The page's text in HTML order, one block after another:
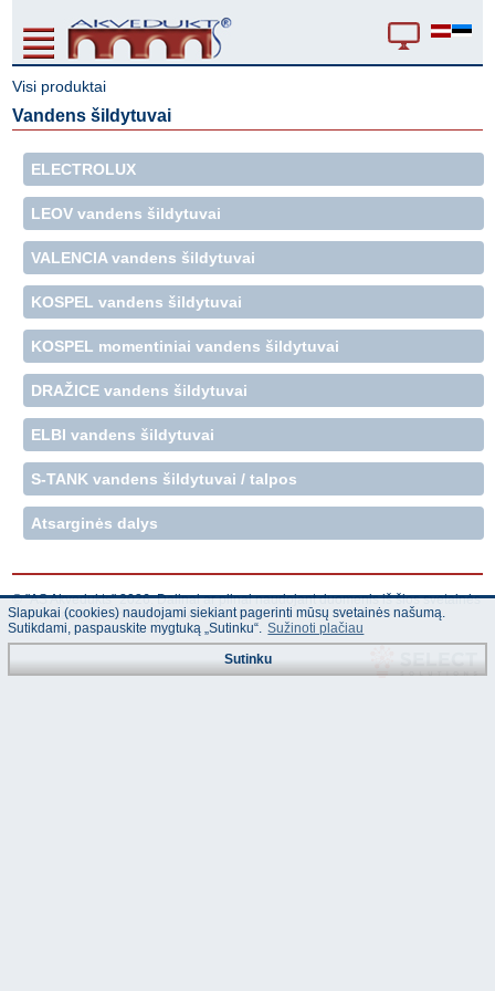
Visi produktai
Vandens šildytuvai
ELECTROLUX
LEOV vandens šildytuvai
VALENCIA vandens šildytuvai
KOSPEL vandens šildytuvai
KOSPEL momentiniai vandens šildytuvai
DRAŽICE vandens šildytuvai
ELBI vandens šildytuvai
S-TANK vandens šildytuvai / talpos
Atsarginės dalys
© "AS Akvedukts" 2026. Dalinai ar pilnai naudojant duomenis iš šios svetainės
būtina naudoti nuorodą Į "AS Akvedukts"!
Slapukai (cookies) naudojami siekiant pagerinti mūsų svetainės našumą.
Sutikdami, paspauskite mygtuką „Sutinku“. Sužinoti plačiau
Sutinku